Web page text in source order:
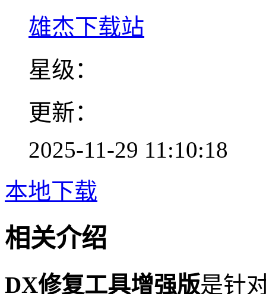
雄杰下载站
星级：
更新：
2025-11-29 11:10:18
本地下载
相关介绍
DX修复工具增强版是针